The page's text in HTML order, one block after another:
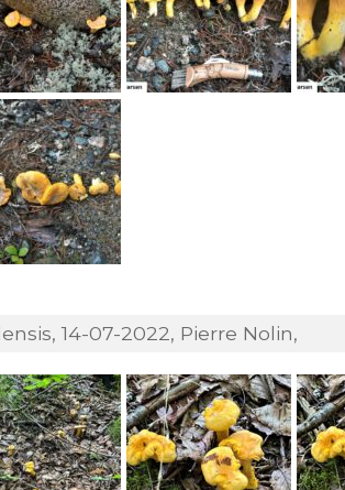
14-07-2022, Pierre Nolin,